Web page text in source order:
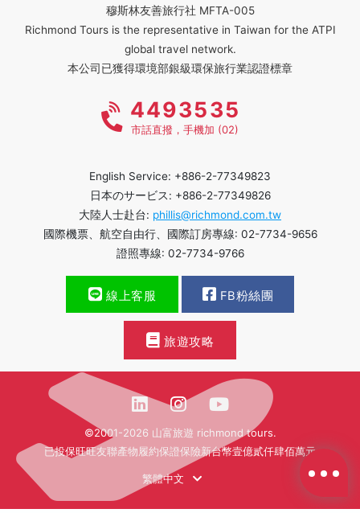
穆斯林友善旅行社 MFTA-005
Richmond Tours is the representative in Taiwan for the ATPI
global travel network.
本公司已獲得環境部銀級環保旅行業認證標章
4493535
市話直撥，手機加 (02)
English Service: +886-2-77349823
日本のサービス: +886-2-77349826
大陸人士赴台: phillis@richmond.com.tw
國際機票、航空自由行、國際訂房專線: 02-7734-9656
證照專線: 02-7734-9766
線上客服 FB粉絲團
旅遊攻略
©2001-2026 山富旅遊 richmond tours.
已投保旺旺友聯產物履約保證保險新台幣壹億貳仟肆佰萬元
繁體中文